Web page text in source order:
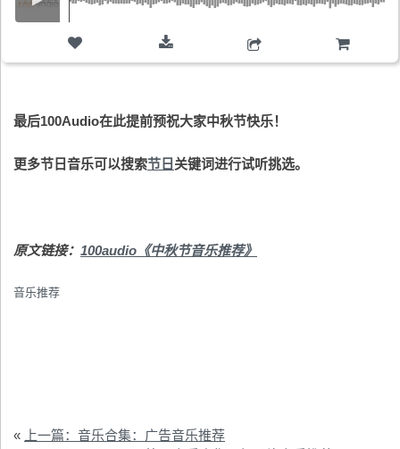
最后100Audio在此提前预祝大家中秋节快乐！
更多节日音乐可以搜索节日 关键词进行试听挑选。
原文链接： 100audio《中秋节音乐推荐》
音乐推荐
«
上一篇：音乐合集：广告音乐推荐